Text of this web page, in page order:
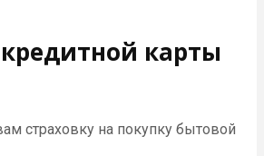
карты
страховку на покупку бытовой